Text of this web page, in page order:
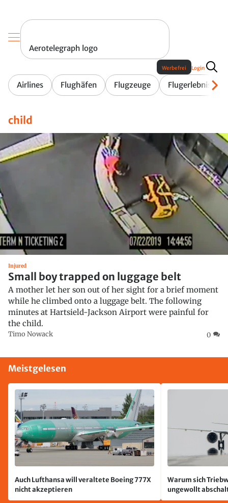
Aerotelegraph logo
Airlines Flughäfen Flugzeuge Flugerlebnis
Werbefrei Login
child
Injured
Small boy trapped on luggage belt
A mother let her son out of her sight for a brief moment
while he climbed onto a luggage belt. The following
minutes at Hartsield-Jackson Airport were painful for
the child.
Timo Nowack 0
Meistgelesen
Auch Lufthansa will veraltete Boeing 777X
nicht akzeptieren
Warum sich
ungewollt
passiert